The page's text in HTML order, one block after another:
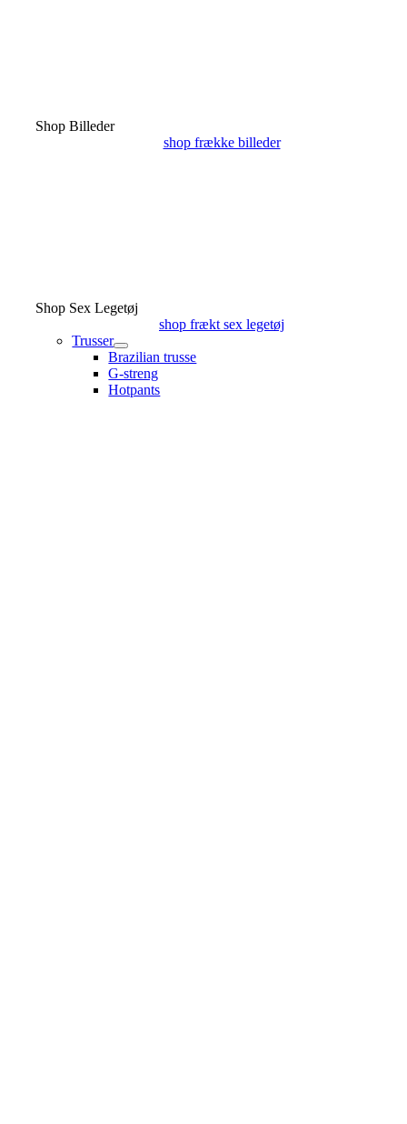
Shop Billeder
shop frække billeder
Shop Sex Legetøj
shop frækt sex legetøj
Trusser
Brazilian trusse
G-streng
Hotpants